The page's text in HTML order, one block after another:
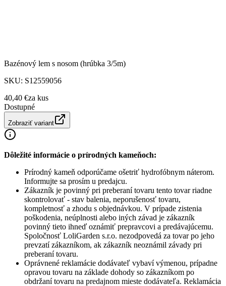
Bazénový lem s nosom (hrúbka 3/5m)
SKU: S12559056
40,40 €za kus
Dostupné
Zobraziť variant
Dôležité informácie o prírodných kameňoch:
Prírodný kameň odporúčame ošetriť hydrofóbnym náterom.
Informujte sa prosím u predajcu.
Zákazník je povinný pri preberaní tovaru tento tovar riadne
skontrolovať - stav balenia, neporušenosť tovaru,
kompletnosť a zhodu s objednávkou. V prípade zistenia
poškodenia, neúplnosti alebo iných závad je zákazník
povinný tieto ihneď oznámiť prepravcovi a predávajúcemu.
Spoločnosť LoliGarden s.r.o. nezodpovedá za tovar po jeho
prevzatí zákazníkom, ak zákazník neoznámil závady pri
preberaní tovaru.
Oprávnené reklamácie dodávateľ vybaví výmenou, prípadne
opravou tovaru na základe dohody so zákazníkom po
obdržaní tovaru na predajnom mieste dodávateľa. Reklamácia